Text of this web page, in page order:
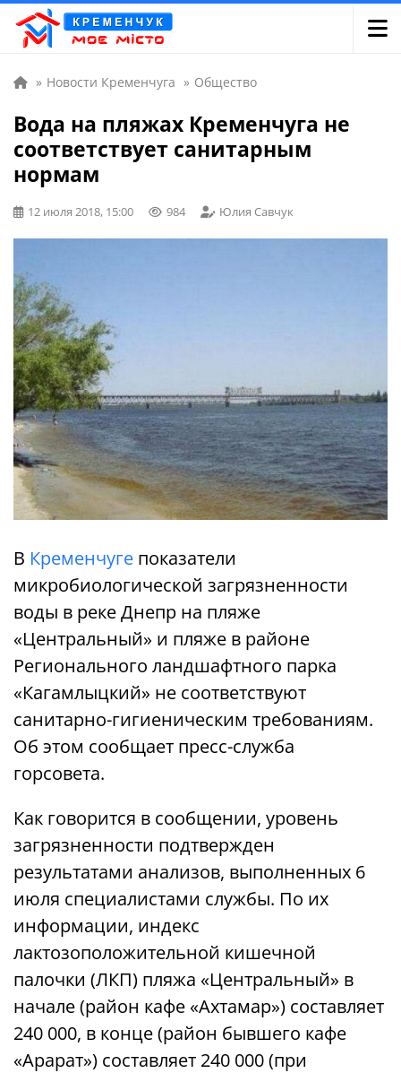
» Новости Кременчуга » Общество
Вода на пляжах Кременчуга не
соответствует санитарным
нормам
12 июля 2018, 15:00 984 Юлия Савчук
В Кременчуге показатели
микробиологической загрязненности
воды в реке Днепр на пляже
«Центральный» и пляже в районе
Регионального ландшафтного парка
«Кагамлыцкий» не соответствуют
санитарно-гигиеническим требованиям.
Об этом сообщает пресс-служба
горсовета.
Как говорится в сообщении, уровень
загрязненности подтвержден
результатами анализов, выполненных 6
июля специалистами службы. По их
информации, индекс
лактозоположительной кишечной
палочки (ЛКП) пляжа «Центральный» в
начале (район кафе «Ахтамар») составляет
240 000, в конце (район бывшего кафе
«Арарат») составляет 240 000 (при